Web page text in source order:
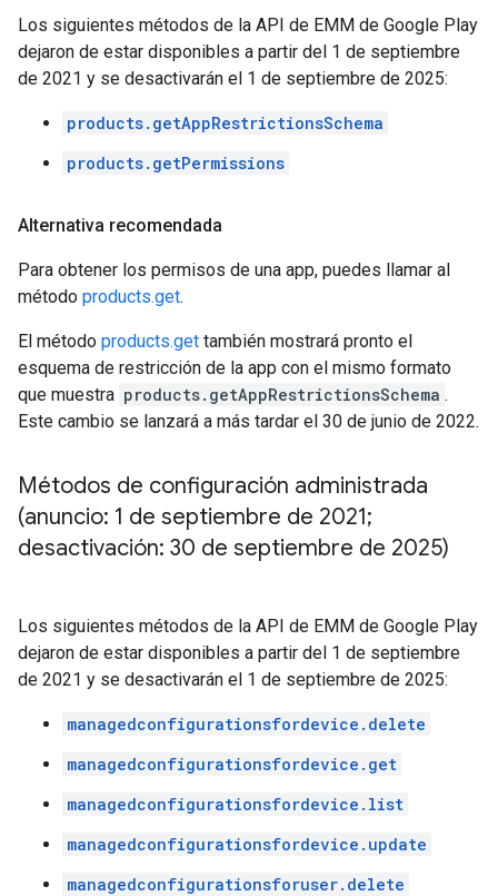
Los siguientes métodos de la API de EMM de Google Play
dejaron de estar disponibles a partir del 1 de septiembre
de 2021 y se desactivarán el 1 de septiembre de 2025:
products.getAppRestrictionsSchema
products.getPermissions
Alternativa recomendada
Para obtener los permisos de una app, puedes llamar al
método products.get.
El método products.get también mostrará pronto el
esquema de restricción de la app con el mismo formato
que muestra products.getAppRestrictionsSchema .
Este cambio se lanzará a más tardar el 30 de junio de 2022.
Métodos de configuración administrada
(anuncio: 1 de septiembre de 2021;
desactivación: 30 de septiembre de 2025)
Los siguientes métodos de la API de EMM de Google Play
dejaron de estar disponibles a partir del 1 de septiembre
de 2021 y se desactivarán el 1 de septiembre de 2025:
managedconfigurationsfordevice.delete
managedconfigurationsfordevice.get
managedconfigurationsfordevice.list
managedconfigurationsfordevice.update
managedconfigurationsforuser.delete